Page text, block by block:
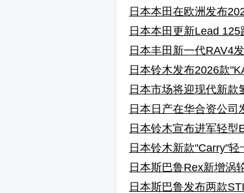
日本本田在欧洲发布
日本本田更新Lead
日本丰田新一代RAV4
日本铃木发布2026款
日本市场将迎现代新
日本日产在华合资公
日本铃木宣布进军轻
日本铃木新款"Carry"
日本斯巴鲁Rex新增涡
日本斯巴鲁发布两款